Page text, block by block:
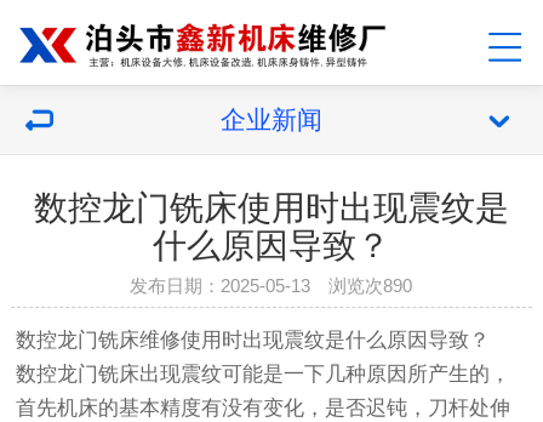
企业新闻
数控龙门铣床使用时出现震纹是
什么原因导致？
发布日期：2025-05-13 浏览次890
数控龙门铣床维修使用时出现震纹是什么原因导致？
数控龙门铣床出现震纹可能是一下几种原因所产生的，
首先机床的基本精度有没有变化，是否迟钝，刀杆处伸